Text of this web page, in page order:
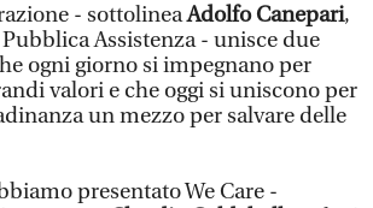
- sottolineaAdolfo Canepari,
Assistenza - unisce due
ogni giorno si impegnano per
valori e che oggi si uniscono per
un mezzo per salvare delle
presentato We Care -